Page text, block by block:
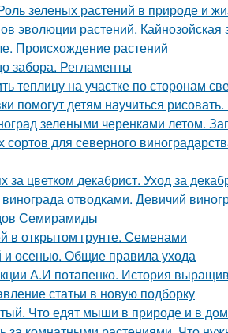
зеленых растений в природе и
эволюции растений. Кайнозойская
Происхождение растений
забора. Регламенты
теплицу на участке по сторонам
помогут детям научиться
зелеными черенками летом.
сортов для северного
цветком декабрист. Уход за
отводками. Девичий
Семирамиды
в открытом грунте. Семенами
и осенью. Общие правила ухода
А.И потапенко. История
статьи в новую подборку
Что едят мыши в природе и в